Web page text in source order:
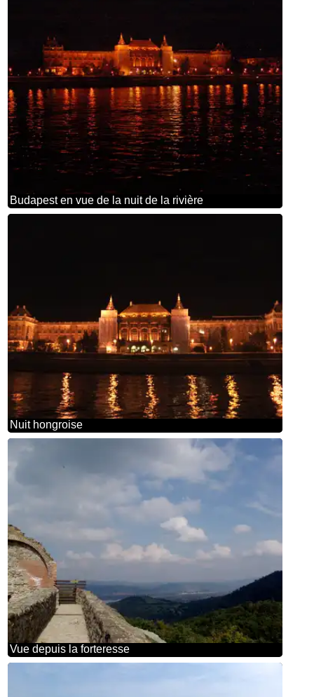
Budapest en vue de la nuit de la rivière
Nuit hongroise
Vue depuis la forteresse